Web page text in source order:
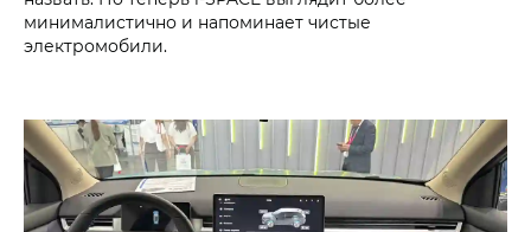
минималистично и напоминает чистые
электромобили.